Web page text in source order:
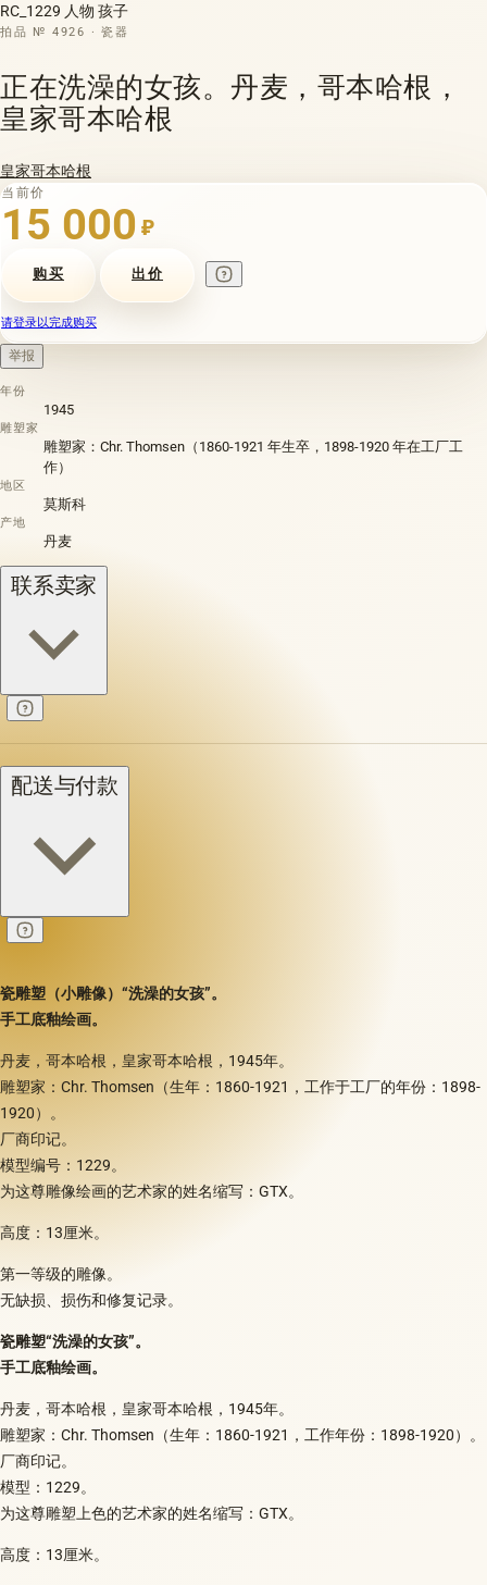
RC_1229 人物 孩子
拍品 № 4926 · 瓷器
正在洗澡的女孩。丹麦，哥本哈根，
皇家哥本哈根
皇家哥本哈根
当前价
15 000 ₽
购买 出价
请登录以完成购买
举报
年份
1945
雕塑家
雕塑家：Chr. Thomsen（1860-1921 年生卒，1898-1920 年在工厂工
作）
地区
莫斯科
产地
丹麦
联系卖家
配送与付款
瓷雕塑（小雕像）“洗澡的女孩”。
手工底釉绘画。
丹麦，哥本哈根，皇家哥本哈根，1945年。
雕塑家：Chr. Thomsen（生年：1860-1921，工作于工厂的年份：1898-
1920）。
厂商印记。
模型编号：1229。
为这尊雕像绘画的艺术家的姓名缩写：GTX。
高度：13厘米。
第一等级的雕像。
无缺损、损伤和修复记录。
瓷雕塑“洗澡的女孩”。
手工底釉绘画。
丹麦，哥本哈根，皇家哥本哈根，1945年。
雕塑家：Chr. Thomsen（生年：1860-1921，工作年份：1898-1920）。
厂商印记。
模型：1229。
为这尊雕塑上色的艺术家的姓名缩写：GTX。
高度：13厘米。